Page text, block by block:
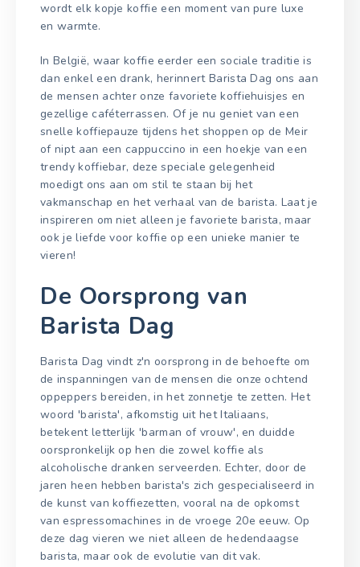
wordt elk kopje koffie een moment van pure luxe
en warmte.
In België, waar koffie eerder een sociale traditie is
dan enkel een drank, herinnert Barista Dag ons aan
de mensen achter onze favoriete koffiehuisjes en
gezellige caféterrassen. Of je nu geniet van een
snelle koffiepauze tijdens het shoppen op de Meir
of nipt aan een cappuccino in een hoekje van een
trendy koffiebar, deze speciale gelegenheid
moedigt ons aan om stil te staan bij het
vakmanschap en het verhaal van de barista. Laat je
inspireren om niet alleen je favoriete barista, maar
ook je liefde voor koffie op een unieke manier te
vieren!
De Oorsprong van
Barista Dag
Barista Dag vindt z'n oorsprong in de behoefte om
de inspanningen van de mensen die onze ochtend
oppeppers bereiden, in het zonnetje te zetten. Het
woord 'barista', afkomstig uit het Italiaans,
betekent letterlijk 'barman of vrouw', en duidde
oorspronkelijk op hen die zowel koffie als
alcoholische dranken serveerden. Echter, door de
jaren heen hebben barista's zich gespecialiseerd in
de kunst van koffiezetten, vooral na de opkomst
van espressomachines in de vroege 20e eeuw. Op
deze dag vieren we niet alleen de hedendaagse
barista, maar ook de evolutie van dit vak.